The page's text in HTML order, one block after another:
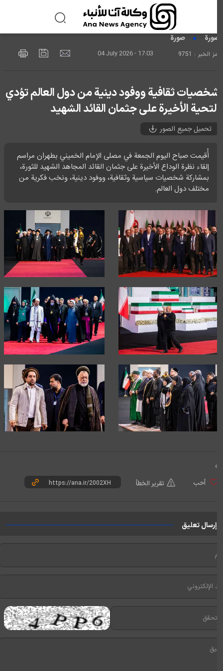
صورة
الخبر : 9751 04 July 2026 - 17:03
ثقافية ووفود دينية من دول العالم تؤدي
الأخيرة على جثمان القائد الشهید
تحميل جميع الصور
أُقيمت صباح اليوم الجمعة في مصلى الإمام الخميني بطهران مراسم
إلقاء نظرة الوداع الأخيرة على جثمان القائد المجاهد الشهيد للثورة،
بمشاركة شخصيات سياسية وثقافية، ووفود دينية، ونخب فكرية من
مختلف دول العالم.
أحب تقرير الخطأ
إرسال تعليق